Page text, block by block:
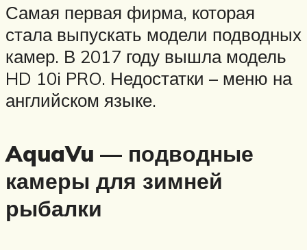
Самая первая фирма, которая
стала выпускать модели подводных
камер. В 2017 году вышла модель
HD 10i PRO. Недостатки – меню на
английском языке.
AquaVu — подводные
камеры для зимней
рыбалки